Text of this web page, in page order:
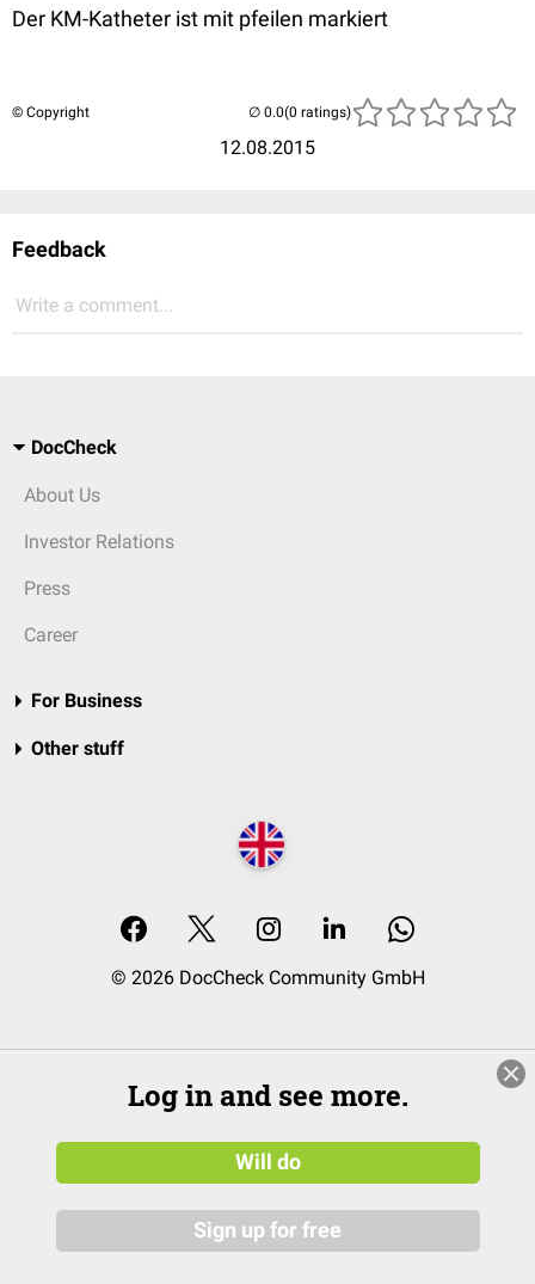
Der KM-Katheter ist mit pfeilen markiert
© Copyright
12.08.2015
(0 ratings)
Feedback
Write a comment...
DocCheck
About Us
Investor Relations
Press
Career
For Business
Other stuff
© 2026 DocCheck Community GmbH
Log in and see more.
Will do
Sign up for free